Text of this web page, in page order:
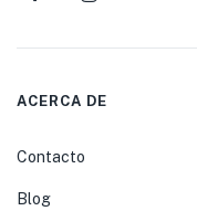
ACERCA DE
Contacto
Blog